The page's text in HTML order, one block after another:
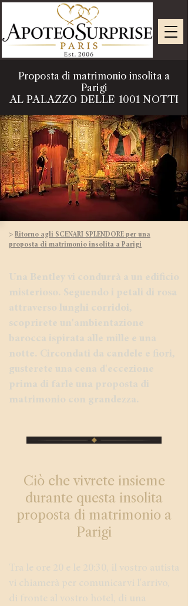
Proposta di matrimonio insolita a
Parigi
AL PALAZZO DELLE 1001 NOTTI
> Ritorno agli SCENARI SPLENDORE per una
proposta di matrimonio insolita a Parigi
Una Bentley vi condurrà a un edificio
misterioso. Seguendo i petali di rosa
attraverso lunghi corridoi,
scoprirete un'ambientazione
barocca ispirata alle mille e una
notte. Circondati da candele e fiori,
gusterete una cena d'eccezione
prima di farle una proposta di
matrimonio con grandezza.
Ciò che vivrete insieme
durante questa insolita
proposta di matrimonio a
Parigi
Tra le ore 20 e le 20:30, il vostro autista
vi chiamerà per comunicarvi l'arrivo,
di fronte al vostro hotel, di una